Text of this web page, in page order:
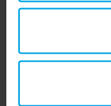
Bluey